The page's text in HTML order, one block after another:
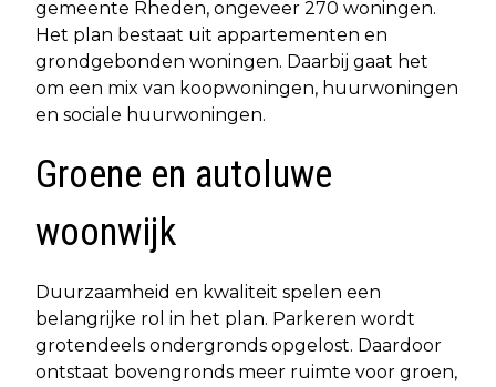
gemeente Rheden, ongeveer 270 woningen.
Het plan bestaat uit appartementen en
grondgebonden woningen. Daarbij gaat het
om een mix van koopwoningen, huurwoningen
en sociale huurwoningen.
Groene en autoluwe
woonwijk
Duurzaamheid en kwaliteit spelen een
belangrijke rol in het plan. Parkeren wordt
grotendeels ondergronds opgelost. Daardoor
ontstaat bovengronds meer ruimte voor groen,